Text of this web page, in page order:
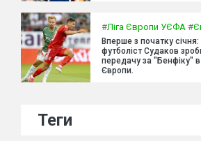
#Ліга Європи УЄФА #
Вперше з початку січня:
футболіст Судаков
передачу за "Бенфіку" в
Європи.
Теги